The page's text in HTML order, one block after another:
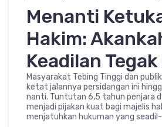
Menanti
Hakim:
Keadilan
Masyarakat Tebing Tinggi dan
ketat jalannya persidangan ini
nanti. Tuntutan 6,5 tahun penjara
menjadi pijakan kuat bagi majelis
menjatuhkan hukuman yang